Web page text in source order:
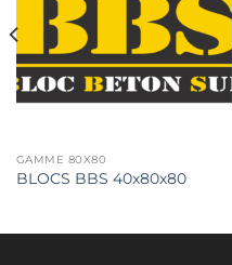
GAMME 80X80
BLOCS BBS 40x80x80